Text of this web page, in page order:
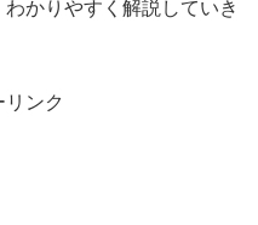
かりやすく解説していき
リンク